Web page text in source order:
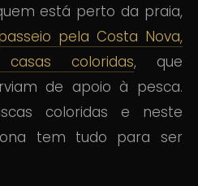
está perto da praia,
pela Costa Nova,
coloridas, que
de apoio à pesca.
coloridas e neste
tem tudo para ser